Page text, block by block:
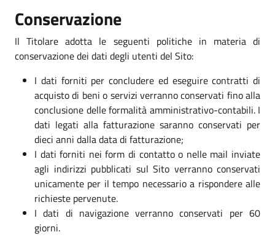
Conservazione
Il Titolare adotta le seguenti politiche in materia di
conservazione dei dati degli utenti del Sito:
I dati forniti per concludere ed eseguire contratti di
acquisto di beni o servizi verranno conservati fino alla
conclusione delle formalità amministrativo-contabili. I
dati legati alla fatturazione saranno conservati per
dieci anni dalla data di fatturazione;
I dati forniti nei form di contatto o nelle mail inviate
agli indirizzi pubblicati sul Sito verranno conservati
unicamente per il tempo necessario a rispondere alle
richieste pervenute.
I dati di navigazione verranno conservati per 60
giorni.